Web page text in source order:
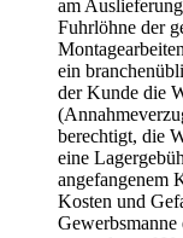
am
Fuhrlöhne der
ein
der Kunde die
berechtigt, die
eine
angefangenem
Kosten und